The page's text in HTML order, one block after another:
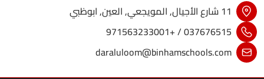
11 شارع الأجيال, المويجعي, العين, ابوظبي
037676515 / +971563233001
daraluloom@binhamschools.com